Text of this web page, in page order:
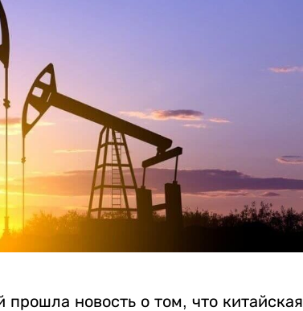
новость о том, что китайская